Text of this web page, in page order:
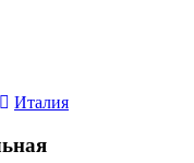
Италия